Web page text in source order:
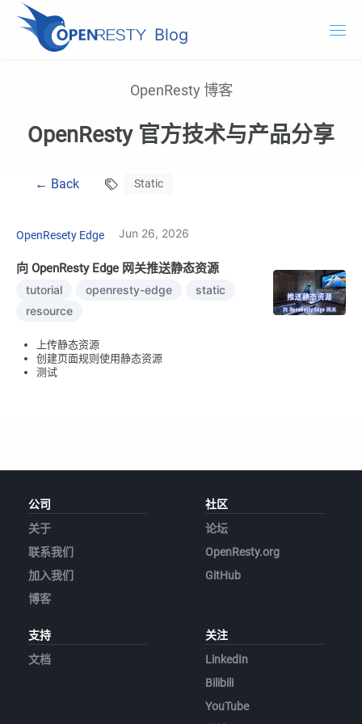
Blog
OpenResty Edge
文档
试用 OpenResty XRay
OpenResty 博客
OpenResty 官方技术与产品分享
← Back Static
OpenResety Edge Jun 26, 2026
向 OpenResty Edge 网关推送静态资源
tutorial openresty-edge
static
resource
上传静态资源
创建页面规则使用静态资源
测试
公司
关于
联系我们
加入我们
博客
社区
论坛
OpenResty.org
GitHub
支持
文档
关注
LinkedIn
Bilibili
YouTube